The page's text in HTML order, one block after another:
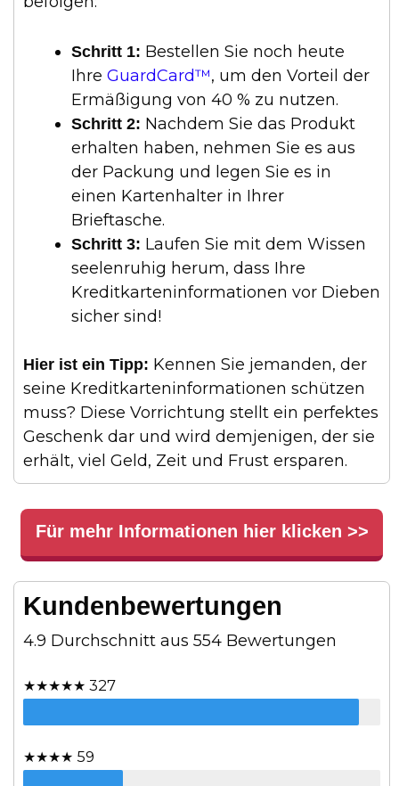
Schritt 1: Bestellen Sie noch heute
Ihre GuardCard™, um den Vorteil der
Ermäßigung von 40 % zu nutzen.
Schritt 2: Nachdem Sie das Produkt
erhalten haben, nehmen Sie es aus
der Packung und legen Sie es in
einen Kartenhalter in Ihrer
Brieftasche.
Schritt 3: Laufen Sie mit dem Wissen
seelenruhig herum, dass Ihre
Kreditkarteninformationen vor Dieben
sicher sind!
Hier ist ein Tipp: Kennen Sie jemanden, der
seine Kreditkarteninformationen schützen
muss? Diese Vorrichtung stellt ein perfektes
Geschenk dar und wird demjenigen, der sie
erhält, viel Geld, Zeit und Frust ersparen.
Für mehr Informationen hier klicken >>
Kundenbewertungen
4.9 Durchschnitt aus 554 Bewertungen
★★★★★ 327
★★★★ 59